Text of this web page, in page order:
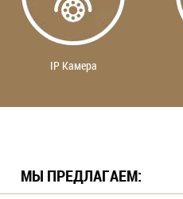
IP Камера
МЫ ПРЕДЛАГАЕМ: